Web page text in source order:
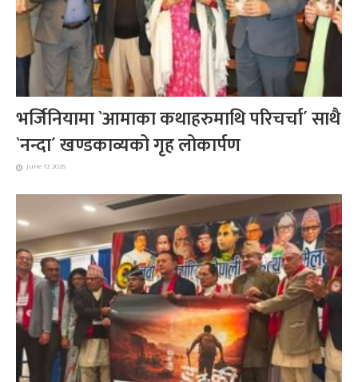
भर्जिनियामा `आमाका कथाहरुमाथि परिचर्चा´ साथै
`नन्दा´ खण्डकाव्यको गृह लोकार्पण
June 17, 2026